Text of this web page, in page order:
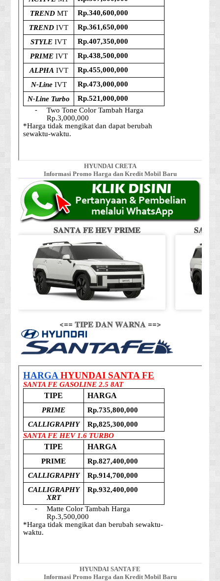
HYUNDAI CRETA
Informasi Promo Harga dan Kredit Mobil Baru
𝐒𝐀𝐍𝐓𝐀 𝐅𝐄 𝐇𝐄𝐕 𝐏𝐑𝐈𝐌𝐄
<== 𝐓𝐈𝐏𝐄 𝐃𝐀𝐍 𝐖𝐀𝐑𝐍𝐀 ==>
HYUNDAI SANTA FE
Informasi Promo Harga dan Kredit Mobil Baru